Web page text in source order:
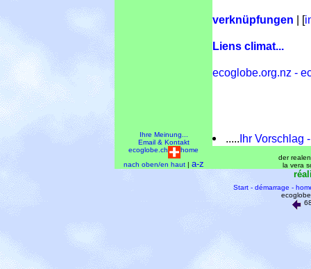
verknüpfungen | [
Liens climat...
ecoglobe.org.nz -
.....Ihr Vorschlag
Ihre Meinung...
Email & Kontakt
ecoglobe.ch
home
nach oben/en haut| a-z
der
la vera
Start - démarrage -